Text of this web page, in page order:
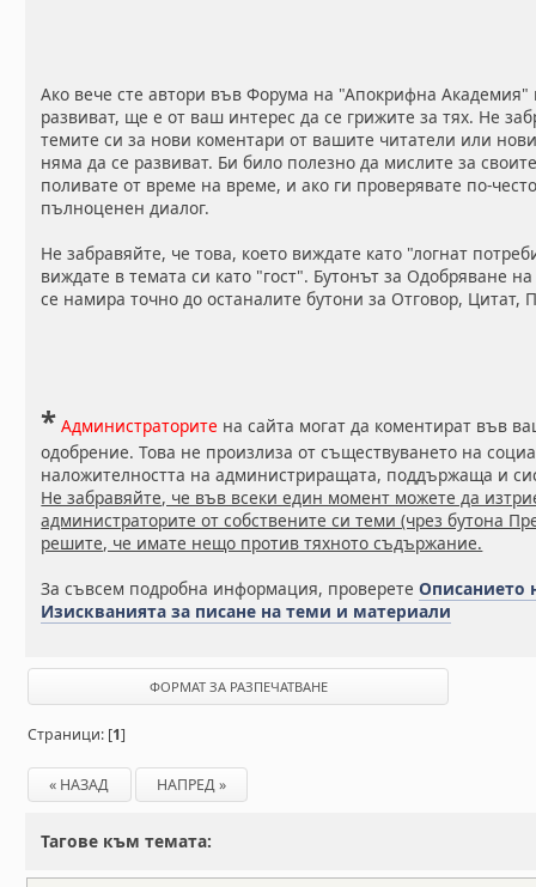
Ако вече сте автори във Форума на "Апокрифна Академия"
развиват, ще е от ваш интерес да се грижите за тях. Не
темите си за нови коментари от вашите читатели или
няма да се развиват. Би било полезно да мислите за
поливате от време на време, и ако ги проверявате по-
пълноценен диалог.
Не забравяйте, че това, което виждате като "логнат
виждате в темата си като "гост". Бутонът за Одобряване
се намира точно до останалите бутони за Отговор,
* Администраторите на сайта могат да коментират във
одобрение. Това не произлиза от съществуването на
наложителността на администриращата, поддържаща и
Не забравяйте, че във всеки един момент можете да
администраторите от собствените си теми (чрез бутона
решите, че имате нещо против тяхното съдържание.
За съвсем подробна информация, проверетеОписанието
Изискванията за писане на теми и материали
ФОРМАТ ЗА РАЗПЕЧАТВАНЕ
Страници: [1]
« НАЗАД НАПРЕД »
Тагове към темата: